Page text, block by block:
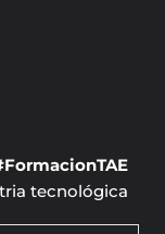
tecnológica